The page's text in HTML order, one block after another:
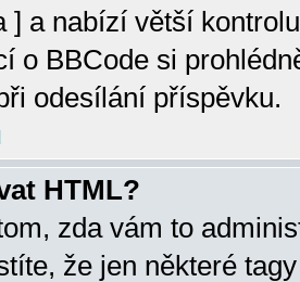
] a nabízí větší
o BBCode si
odesílání příspěvku.
HTML?
zda vám to
že jen některé